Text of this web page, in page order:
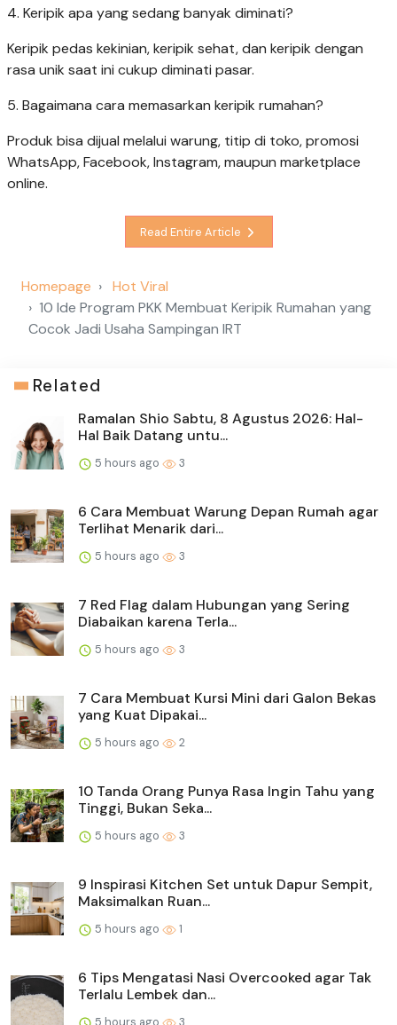
4. Keripik apa yang sedang banyak diminati?
Keripik pedas kekinian, keripik sehat, dan keripik dengan
rasa unik saat ini cukup diminati pasar.
5. Bagaimana cara memasarkan keripik rumahan?
Produk bisa dijual melalui warung, titip di toko, promosi
WhatsApp, Facebook, Instagram, maupun marketplace
online.
Read Entire Article
Homepage
Hot Viral
10 Ide Program PKK Membuat Keripik Rumahan yang
Cocok Jadi Usaha Sampingan IRT
Related
Ramalan Shio Sabtu, 8 Agustus 2026: Hal-
Hal Baik Datang untu...
5 hours ago 3
6 Cara Membuat Warung Depan Rumah agar
Terlihat Menarik dari...
5 hours ago 3
7 Red Flag dalam Hubungan yang Sering
Diabaikan karena Terla...
5 hours ago 3
7 Cara Membuat Kursi Mini dari Galon Bekas
yang Kuat Dipakai...
5 hours ago 2
10 Tanda Orang Punya Rasa Ingin Tahu yang
Tinggi, Bukan Seka...
5 hours ago 3
9 Inspirasi Kitchen Set untuk Dapur Sempit,
Maksimalkan Ruan...
5 hours ago 1
6 Tips Mengatasi Nasi Overcooked agar Tak
Terlalu Lembek dan...